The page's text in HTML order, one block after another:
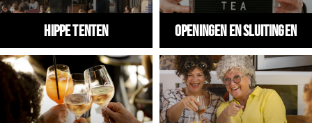
Hotels
Te koop en te huur
Winkels
Werken
Hippe tenten Openingen en Sluitingen